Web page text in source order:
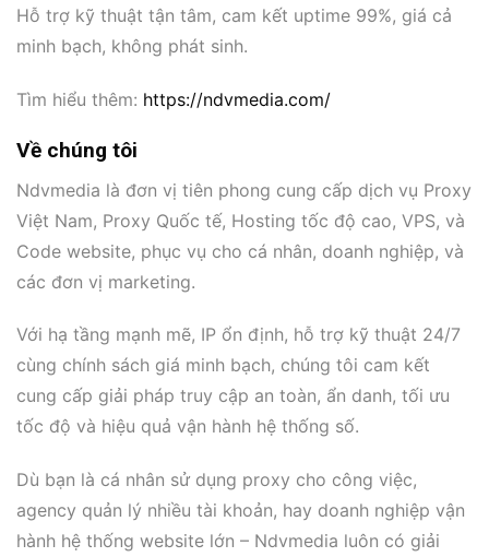
Hỗ trợ kỹ thuật tận tâm, cam kết uptime 99%, giá cả
minh bạch, không phát sinh.
Tìm hiểu thêm: https://ndvmedia.com/
Về chúng tôi
Ndvmedia là đơn vị tiên phong cung cấp dịch vụ Proxy
Việt Nam, Proxy Quốc tế, Hosting tốc độ cao, VPS, và
Code website, phục vụ cho cá nhân, doanh nghiệp, và
các đơn vị marketing.
Với hạ tầng mạnh mẽ, IP ổn định, hỗ trợ kỹ thuật 24/7
cùng chính sách giá minh bạch, chúng tôi cam kết
cung cấp giải pháp truy cập an toàn, ẩn danh, tối ưu
tốc độ và hiệu quả vận hành hệ thống số.
Dù bạn là cá nhân sử dụng proxy cho công việc,
agency quản lý nhiều tài khoản, hay doanh nghiệp vận
hành hệ thống website lớn – Ndvmedia luôn có giải